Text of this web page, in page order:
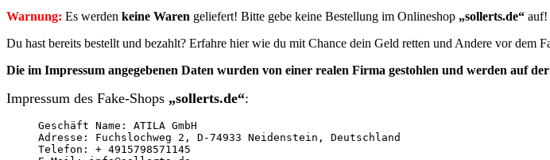
Warnung: Es werden keine Waren geliefert! Bitte gebe keine Bestellung im Onlineshop „sollerts.de“ auf!
Du hast bereits bestellt und bezahlt? Erfahre hier wie du mit Chance dein Geld retten und Andere vor dem
Die im Impressum angegebenen Daten wurden von einer realen Firma gestohlen und werden auf
Impressum des Fake-Shops „sollerts.de“:
Geschäft Name: ATILA GmbH
Adresse: Fuchslochweg 2, D-74933 Neidenstein, Deutschland
Telefon: + 4915798571145